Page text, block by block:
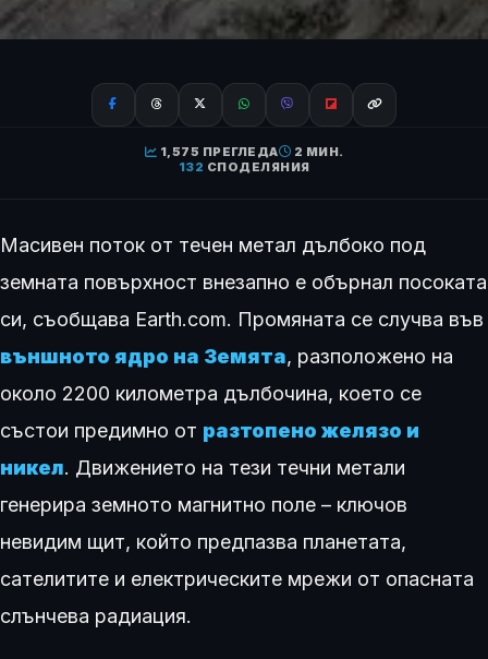
1,575 ПРЕГЛЕДА
2 МИН.
132 СПОДЕЛЯНИЯ
Масивен поток от течен метал дълбоко под
земната повърхност внезапно е обърнал посоката
си, съобщава Earth.com. Промяната се случва във
външното ядро на Земята, разположено на
около 2200 километра дълбочина, което се
състои предимно от разтопено желязо и
никел. Движението на тези течни метали
генерира земното магнитно поле – ключов
невидим щит, който предпазва планетата,
сателитите и електрическите мрежи от опасната
слънчева радиация.